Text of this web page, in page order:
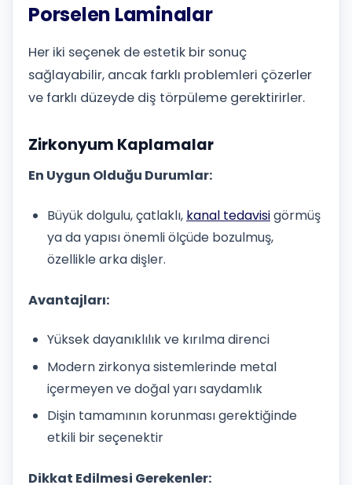
Porselen Laminalar
Her iki seçenek de estetik bir sonuç
sağlayabilir, ancak farklı problemleri çözerler
ve farklı düzeyde diş törpüleme gerektirirler.
Zirkonyum Kaplamalar
En Uygun Olduğu Durumlar:
Büyük dolgulu, çatlaklı, kanal tedavisigörmüş
ya da yapısı önemli ölçüde bozulmuş,
özellikle arka dişler.
Avantajları:
Yüksek dayanıklılık ve kırılma direnci
Modern zirkonya sistemlerinde metal
içermeyen ve doğal yarı saydamlık
Dişin tamamının korunması gerektiğinde
etkili bir seçenektir
Dikkat Edilmesi Gerekenler: